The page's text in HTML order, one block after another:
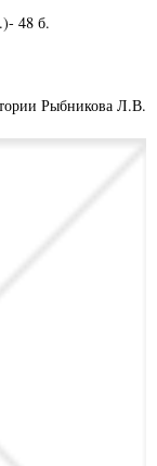
48 б.
Рыбникова Л.В.